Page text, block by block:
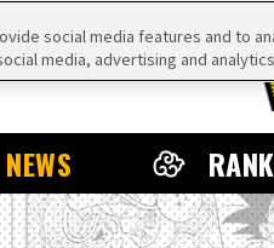
NEWS
social media features and to
media, advertising and